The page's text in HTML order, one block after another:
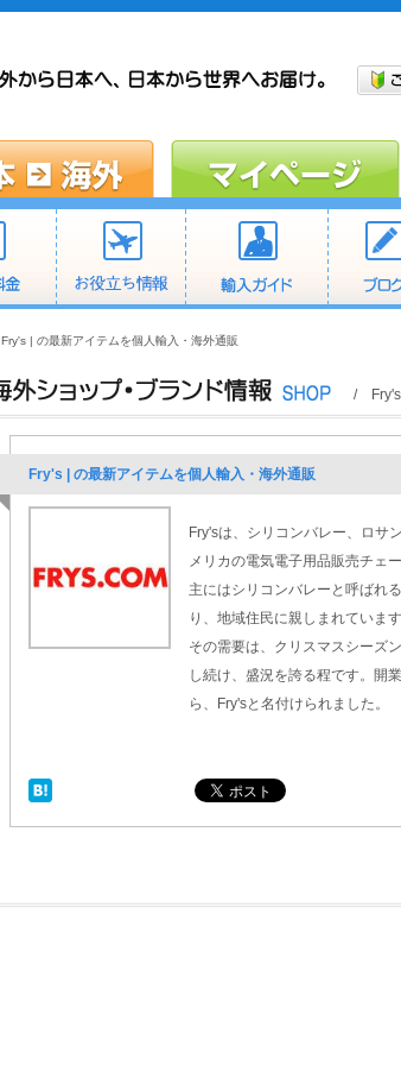
Fry's | の最新アイテムを個人輸入・海外通販
/ Fry's
Fry's | の最新アイテムを個人輸入・海外通販
Fry'sは、シリコンバレー、ロサ
メリカの電気電子用品販売チェー
主にはシリコンバレーと呼ばれ
り、地域住民に親しまれています
その需要は、クリスマスシーズ
し続け、盛況を誇る程です。開
ら、Fry'sと名付けられました。